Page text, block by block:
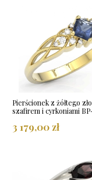
Pierścionek z żółtego
szafirem i cyrkoniami
3 179,00 zł